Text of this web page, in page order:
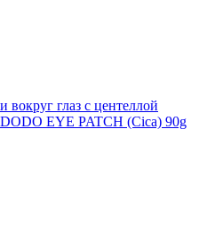
глаз с центеллой
EYE PATCH (Cica) 90g